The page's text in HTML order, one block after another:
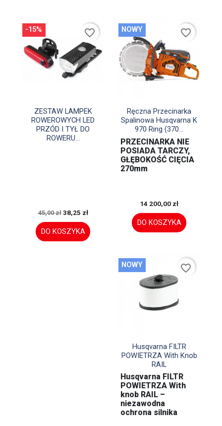
Szybki podgląd
ZESTAW LAMPEK
ROWEROWYCH LED
PRZÓD I TYŁ DO
ROWERU...
45,00 zł 38,25 zł
DO KOSZYKA
-15% favorite_border
Szybki podgląd
Ręczna Przecinarka
Spalinowa Husqvarna K
970 Ring (370...
PRZECINARKA NIE
POSIADA TARCZY,
GŁĘBOKOŚĆ CIĘCIA
270mm
14 200,00 zł
DO KOSZYKA
NOWY favorite_border
Szybki podgląd
Husqvarna FILTR
POWIETRZA With Knob
RAIL
Husqvarna FILTR
POWIETRZA With
knob RAIL –
niezawodna
ochrona silnika
NOWY favorite_border